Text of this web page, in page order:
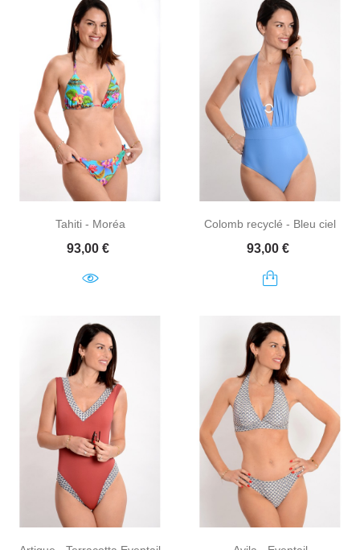
Tahiti - Moréa
Prix
93,00 €
Colomb recyclé - Bleu ciel
Prix
93,00 €